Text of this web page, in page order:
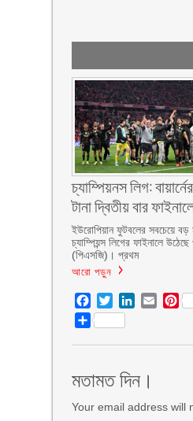
চ্যাম্পিয়নস লিগ:
টানা দ্বিতীয় বার
ইউরোপিয়ান ফুটবলের সবচেয়ে বড়
চ্যাম্পিয়ন্স লিগের ফাইনালে উঠেছে
(পিএসজি)। প্রথম
আরো পড়ুন
Facebook
TwitterLinkedIn
Email
Share
মতামত দিন।
Your email address will